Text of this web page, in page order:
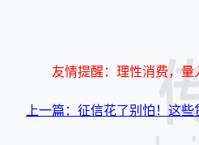
友情提醒：理性消费，
上一篇：征信花了别怕！这